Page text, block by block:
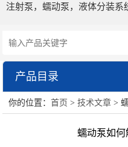
注射泵，蠕动泵，液体分装系
产品目录
数字注射泵
你的位置：首页 >技术文章 >
蠕动泵如何